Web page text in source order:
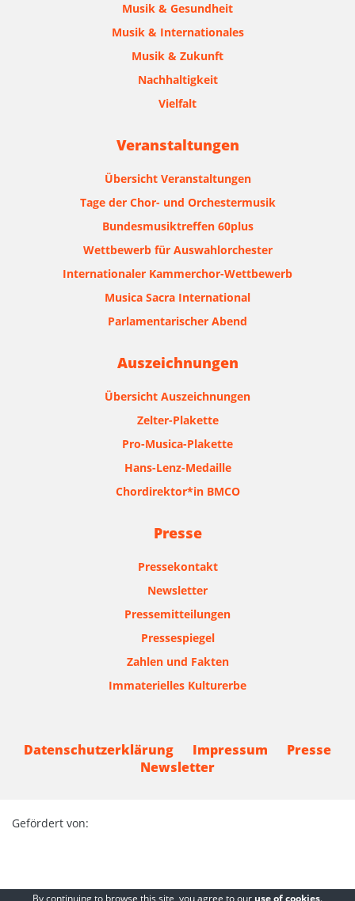
Musik & Gesundheit
Musik & Internationales
Musik & Zukunft
Nachhaltigkeit
Vielfalt
Veranstaltungen
Übersicht Veranstaltungen
Tage der Chor- und Orchestermusik
Bundesmusiktreffen 60plus
Wettbewerb für Auswahlorchester
Internationaler Kammerchor-Wettbewerb
Musica Sacra International
Parlamentarischer Abend
Auszeichnungen
Übersicht Auszeichnungen
Zelter-Plakette
Pro-Musica-Plakette
Hans-Lenz-Medaille
Chordirektor*in BMCO
Presse
Pressekontakt
Newsletter
Pressemitteilungen
Pressespiegel
Zahlen und Fakten
Immaterielles Kulturerbe
Datenschutzerklärung Impressum
Presse
Newsletter
Gefördert von:
By continuing to browse this site, you agree to our use of cookies.